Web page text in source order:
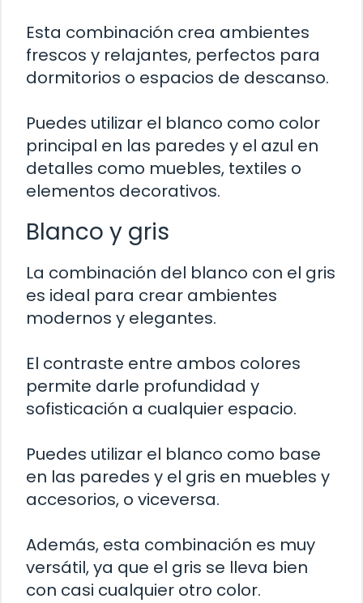
Esta combinación crea ambientes
frescos y relajantes, perfectos para
dormitorios o espacios de descanso.
Puedes utilizar el blanco como color
principal en las paredes y el azul en
detalles como muebles, textiles o
elementos decorativos.
Blanco y gris
La combinación del blanco con el gris
es ideal para crear ambientes
modernos y elegantes.
El contraste entre ambos colores
permite darle profundidad y
sofisticación a cualquier espacio.
Puedes utilizar el blanco como base
en las paredes y el gris en muebles y
accesorios, o viceversa.
Además, esta combinación es muy
versátil, ya que el gris se lleva bien
con casi cualquier otro color.